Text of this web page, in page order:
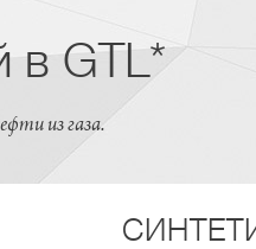
в GTL*
из газа.